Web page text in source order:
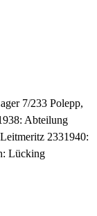
7/233 Polepp,
Abteilung
2331940:
Lücking